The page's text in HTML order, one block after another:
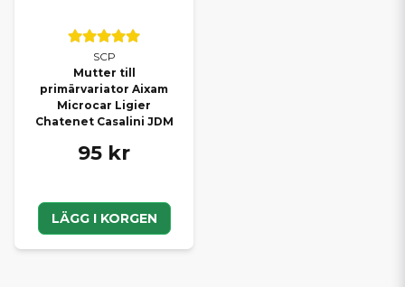
SCP
Mutter till
primärvariator Aixam
Microcar Ligier
Chatenet Casalini JDM
95 kr
LÄGG I KORGEN